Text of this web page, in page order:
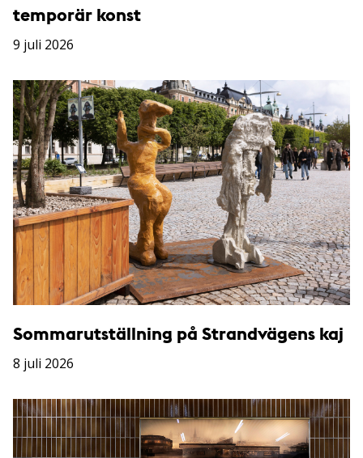
temporär konst
9 juli 2026
Sommarutställning på Strandvägens kaj
8 juli 2026